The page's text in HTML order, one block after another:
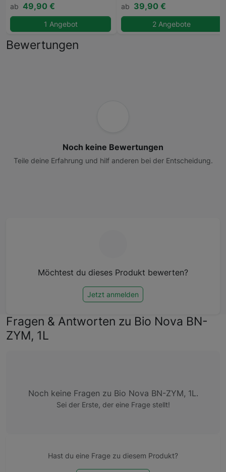
ab 49,90 €
1 Angebot
ab 39,90 €
2 Angebote
Bewertungen
Noch keine Bewertungen
Teile deine Erfahrung und hilf anderen bei der Entscheidung.
Möchtest du dieses Produkt bewerten?
Jetzt anmelden
Fragen & Antworten zu Bio Nova BN-
ZYM, 1L
Noch keine Fragen zu Bio Nova BN-ZYM, 1L.
Sei der Erste, der eine Frage stellt!
Hast du eine Frage zu diesem Produkt?